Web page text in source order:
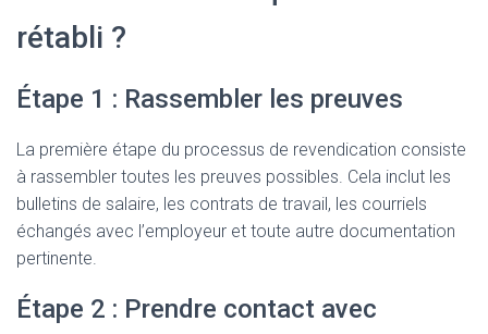
rétabli ?
Étape 1 : Rassembler les preuves
La première étape du processus de revendication consiste
à rassembler toutes les preuves possibles. Cela inclut les
bulletins de salaire, les contrats de travail, les courriels
échangés avec l’employeur et toute autre documentation
pertinente.
Étape 2 : Prendre contact avec